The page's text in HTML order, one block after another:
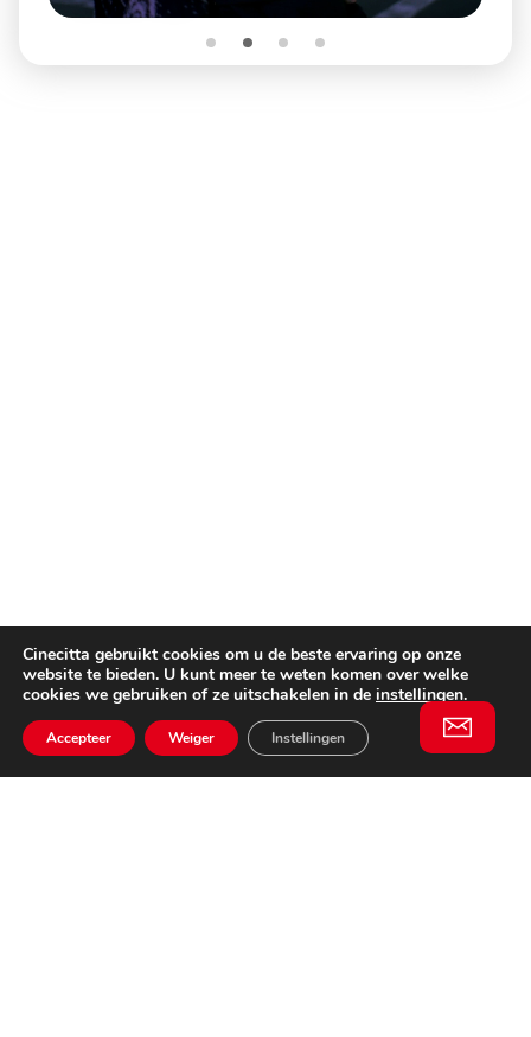
Cinecitta gebruikt cookies om u de beste ervaring op onze
website te bieden. U kunt meer te weten komen over welke
cookies we gebruiken of ze uitschakelen in de instellingen.
Accepteer Weiger Instellingen